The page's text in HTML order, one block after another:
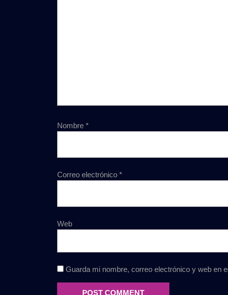
Nombre *
Correo electrónico *
Web
Guarda mi nombre, correo electrónico y web en